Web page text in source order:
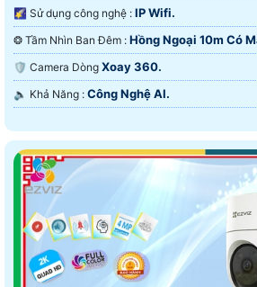
🌠 Sử dụng công nghệ : IP Wifi.
❂ Tầm Nhìn Ban Đêm : Hồng Ngoại 10m Có
🛡 Camera Dòng Xoay 360.
️🔈 Khả Năng : Công Nghệ AI.